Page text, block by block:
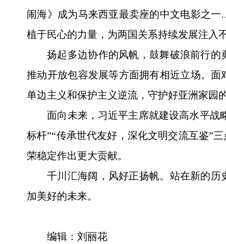
闹海》成为马来西亚最卖座的中文电影之
植于民心的力量，为两国关系持续发展注入
扬起多边协作的风帆，鼓舞破浪前行
推动开放包容发展等方面拥有相近立场。
单边主义和保护主义逆流，守护好亚洲家园
面向未来，习近平主席就建设高水平战
标杆”“传承世代友好，深化文明交流互鉴”
荣稳定作出更大贡献。
千川汇海阔，风好正扬帆。站在新的
加美好的未来。
编辑：刘丽花